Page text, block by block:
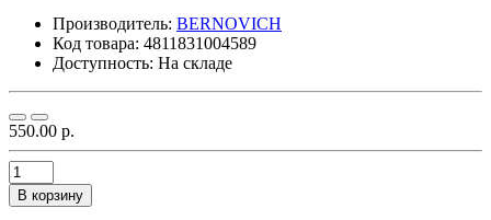
Производитель: BERNOVICH
Код товара: 4811831004589
Доступность: На складе
550.00 р.
В корзину